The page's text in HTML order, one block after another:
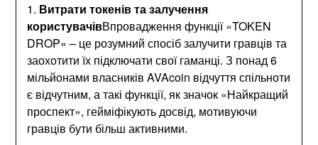
1. Витрати токенів та залучення
користувачівВпровадження функції «TOKEN
DROP» – це розумний спосіб залучити гравців та
заохотити їх підключати свої гаманці. З понад 6
мільйонами власників AVAcoin відчуття спільноти
є відчутним, а такі функції, як значок «Найкращий
проспект», гейміфікують досвід, мотивуючи
гравців бути більш активними.